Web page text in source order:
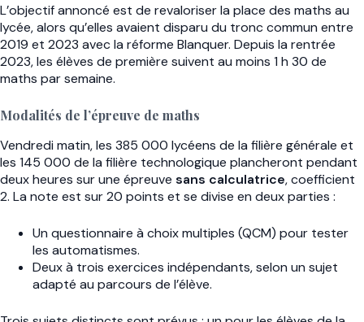
L’objectif annoncé est de revaloriser la place des maths au
lycée, alors qu’elles avaient disparu du tronc commun entre
2019 et 2023 avec la réforme Blanquer. Depuis la rentrée
2023, les élèves de première suivent au moins 1 h 30 de
maths par semaine.
Modalités de l’épreuve de maths
Vendredi matin, les 385 000 lycéens de la filière générale et
les 145 000 de la filière technologique plancheront pendant
deux heures sur une épreuve sans calculatrice, coefficient
2. La note est sur 20 points et se divise en deux parties :
Un questionnaire à choix multiples (QCM) pour tester
les automatismes.
Deux à trois exercices indépendants, selon un sujet
adapté au parcours de l’élève.